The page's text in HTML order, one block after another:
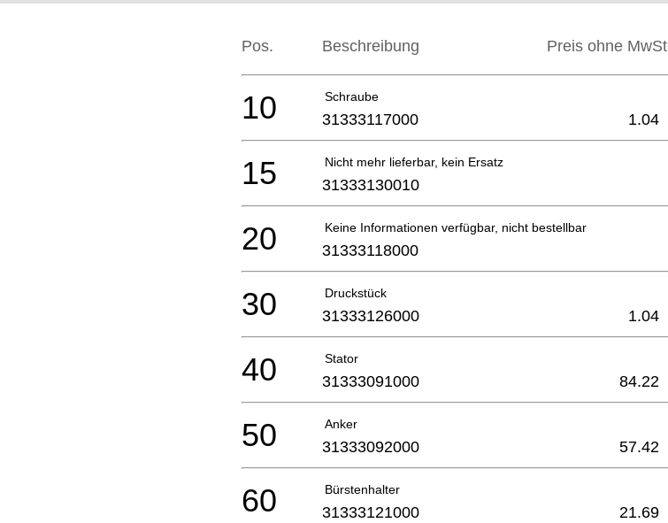
Pos. Beschreibung Preis ohne MwSt
Schraube
10 31333117000 1.04
Nicht mehr lieferbar, kein Ersatz
15 31333130010
Keine Informationen verfügbar, nicht bestellbar
20 31333118000
Druckstück
30 31333126000 1.04
Stator
40 31333091000 84.22
Anker
50 31333092000 57.42
Bürstenhalter
60 31333121000 21.69